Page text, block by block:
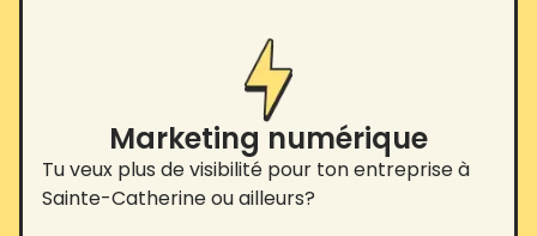
Marketing numérique
Tu veux plus de visibilité pour ton entreprise à
Sainte-Catherine ou ailleurs?